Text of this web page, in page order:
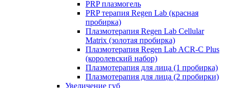
PRP плазмогель
PRP терапия Regen Lab (красная
пробирка)
Плазмотерапия Regen Lab Cellular
Matrix (золотая пробирка)
Плазмотерапия Regen Lab ACR-C Plus
(королевский набор)
Плазмотерапия для лица (1 пробирка)
Плазмотерапия для лица (2 пробирки)
Увеличение губ